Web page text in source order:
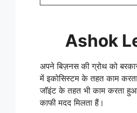
Ashok
अपने बिज़नस की ग्रोथ को
में इकोसिस्टम के तहत काम
जॉइंट के तहत भी काम करता
काफी मदद मिलता हैं।